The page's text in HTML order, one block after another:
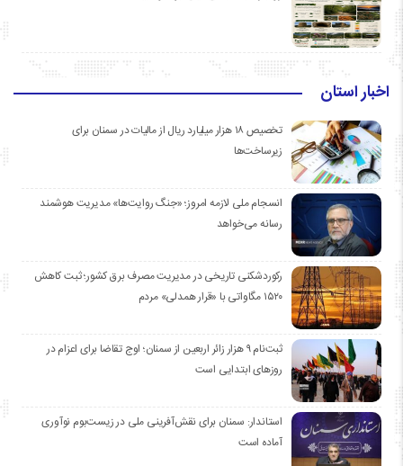
اخبار استان
تخصیص ۱۸ هزار میلیارد ریال از مالیات در سمنان برای
زیرساخت‌ها
انسجام ملی لازمه امروز؛ «جنگ روایت‌ها» مدیریت هوشمند
رسانه می‌خواهد
رکوردشکنی تاریخی در مدیریت مصرف برق کشور؛ ثبت کاهش
۱۵۲۰ مگاواتی با «قرار همدلی» مردم
ثبت‌نام ۹ هزار زائر اربعین از سمنان؛ اوج تقاضا برای اعزام در
روزهای ابتدایی است
استاندار: سمنان برای نقش‌آفرینی ملی در زیست‌بوم نوآوری
آماده است